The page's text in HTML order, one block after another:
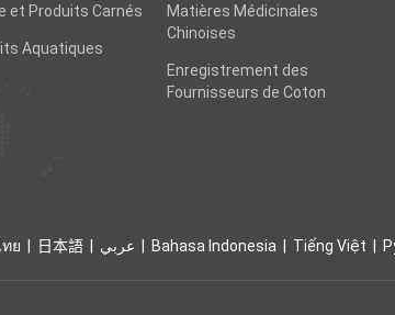
et Produits Carnés
Aquatiques
Matières Médicinales
Chinoises
Enregistrement des
Fournisseurs de Coton
ทย 日本語 عربي Bahasa Indonesia Tiếng Việt